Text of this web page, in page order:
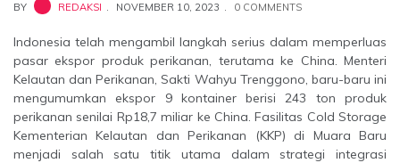
BY REDAKSI NOVEMBER 10, 2023 0 COMMENTS
Indonesia telah mengambil langkah serius dalam memperluas
pasar ekspor produk perikanan, terutama ke China. Menteri
Kelautan dan Perikanan, Sakti Wahyu Trenggono, baru-baru ini
mengumumkan ekspor 9 kontainer berisi 243 ton produk
perikanan senilai Rp18,7 miliar ke China. Fasilitas Cold Storage
Kementerian Kelautan dan Perikanan (KKP) di Muara Baru
menjadi salah satu titik utama dalam strategi integrasi